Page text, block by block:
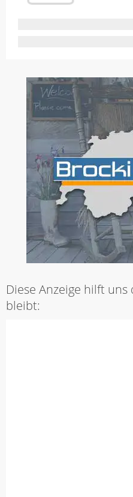
Diese Anzeige hilft
bleibt: